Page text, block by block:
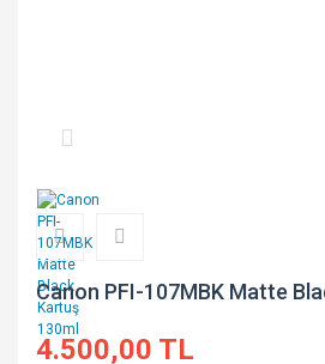
Canon PFI-107MBK Matte
4.500,00 TL